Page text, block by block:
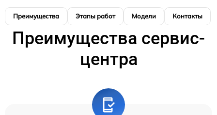
Преимущества Этапы работ Модели Контакты
Преимущества сервис-
центра